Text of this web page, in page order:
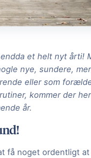
et helt nyt årti!
nye, sundere,
eller som
kommer der
år.
få noget ordentligt